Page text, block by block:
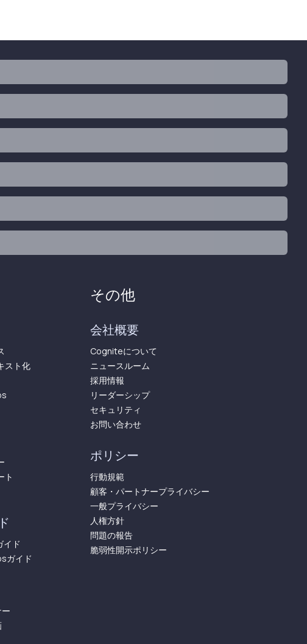
スト化
ト
イド
ガイド
その他
会社概要
Cogniteについて
ニュースルーム
採用情報
リーダーシップ
セキュリティ
お問い合わせ
ポリシー
行動規範
顧客・パートナープライバシー
一般プライバシー
人権方針
問題の報告
脆弱性開示ポリシー